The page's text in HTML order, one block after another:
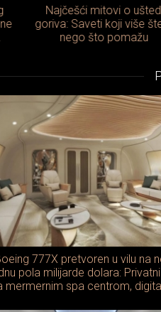
mitovi o uštedi
Saveti koji više štete
nego što pomažu
777X pretvoren u vilu na
pola milijarde dolara:
mermernim spa centrom,